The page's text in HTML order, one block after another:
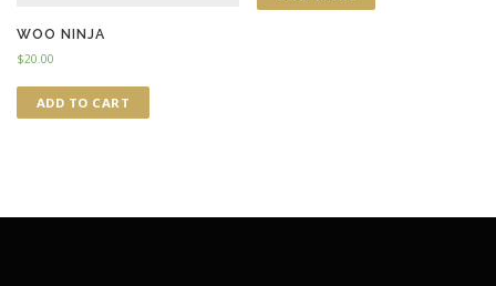
WOO NINJA
$20.00
ADD TO CART